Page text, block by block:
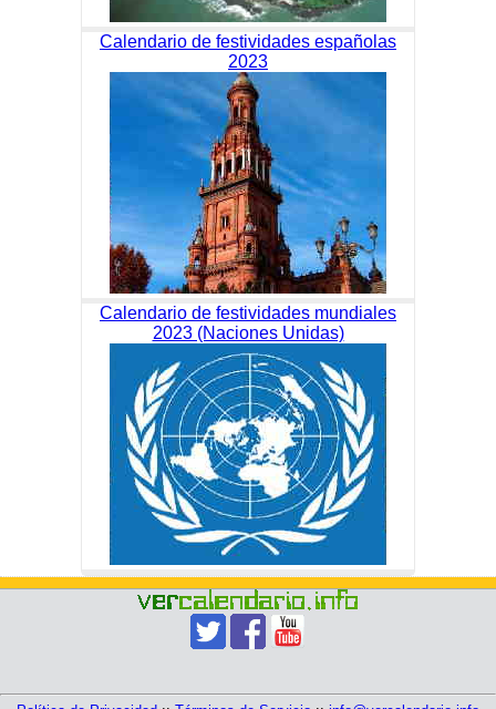
Calendario de festividades españolas
2023
Calendario de festividades mundiales
2023 (Naciones Unidas)